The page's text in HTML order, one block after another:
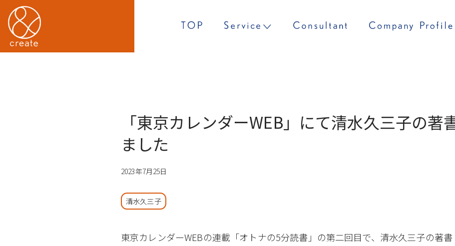
「東京カレンダーWEB」にて清水久三子の著
ました
2023年7月25日
清水久三子
東京カレンダーWEBの連載「オトナの5分読書」の第二回目で、清水久三子の著